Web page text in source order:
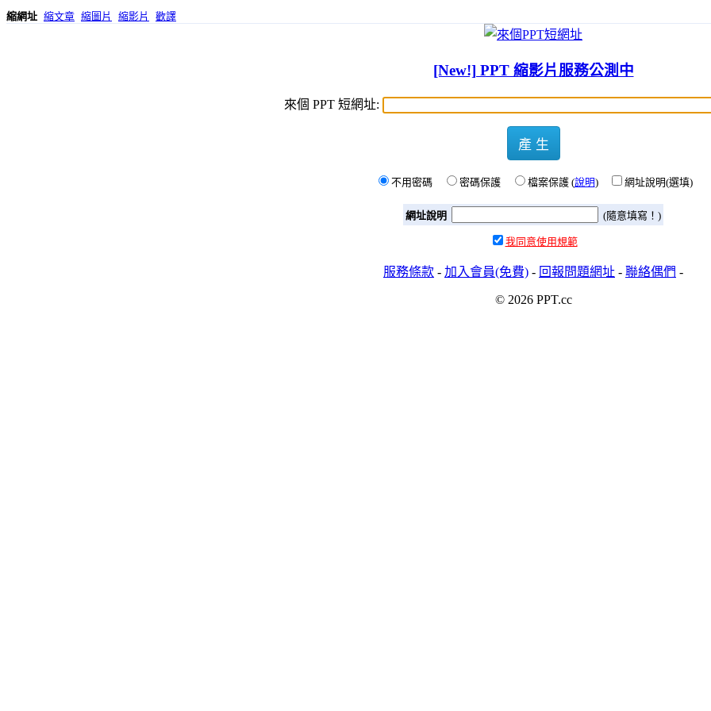
縮網址 縮文章 縮圖片 縮影片 歡譯
[New!] PPT 縮影片服務公測中
來個 PPT 短網址:
產 生
不用密碼 密碼保護 檔案保護 (說明) 網址說明(選填)
網址說明 (隨意填寫！)
我同意使用規範
服務條款 - 加入會員(免費) - 回報問題網址 - 聯絡偶們 -
© 2026 PPT.cc